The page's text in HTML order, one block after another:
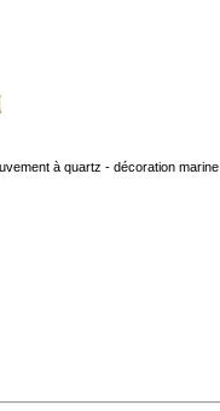
à quartz - décoration marine